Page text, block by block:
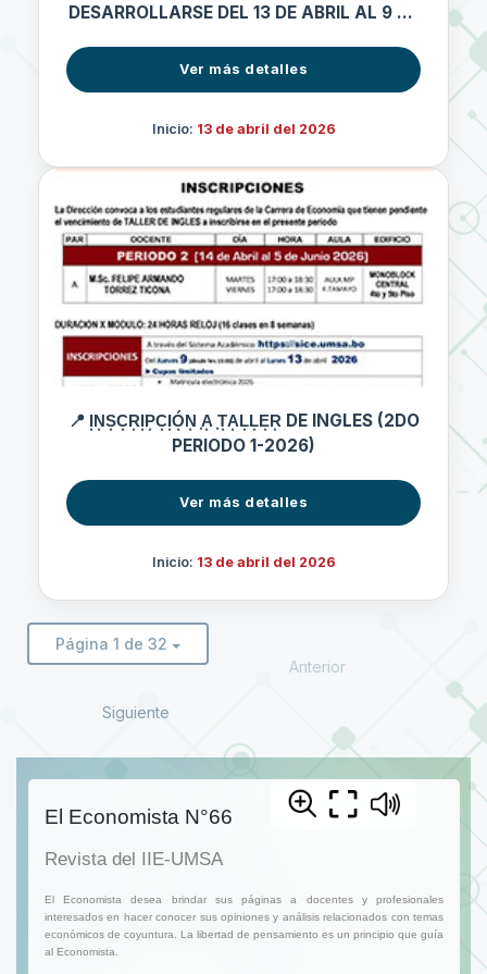
DESARROLLARSE DEL 13 DE ABRIL AL 9 DE
Ver más detalles
Inicio: 13 de abril del 2026
📍 I͙N͙S͙C͙R͙I͙P͙C͙I͙Ó͙N͙ ͙A͙ ͙T͙A͙L͙L͙E͙R͙ DE INGLES (2DO
PERIODO 1-2026)
Ver más detalles
Inicio: 13 de abril del 2026
Página 1 de 32
Anterior
Siguiente